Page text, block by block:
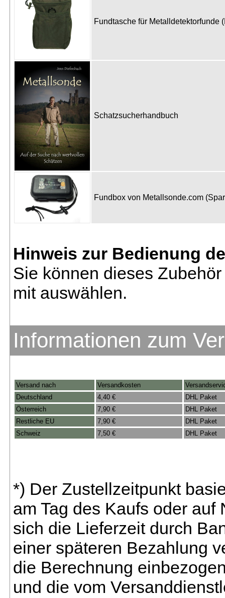
Fundtasche für
Schatzsucherhandbuch
Fundbox von Metallsonde.com
Hinweis zur Bedienung
Sie können dieses
mit auswählen.
Informationen zum
Versand nach Versandkosten
Deutschland
4,40 €
DHL Paket
Österreich
7,90 €
DHL Paket
Restliche EU
7,90 €
DHL Paket
Schweiz
7,50 € DHL Paket
*) Der Zustellzeitpunkt
am Tag des Kaufs oder
sich die Lieferzeit durch
einer späteren Bezahlung
die Berechnung
und die vom